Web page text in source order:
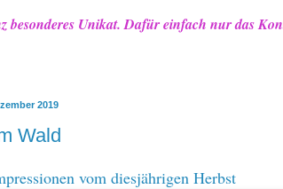
besonderes Unikat. Dafür einfach nur das
2019
Wald
vom diesjährigen Herbst